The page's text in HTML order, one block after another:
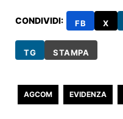
CONDIVIDI: FB X
TG STAMPA
AGCOM EVIDENZA